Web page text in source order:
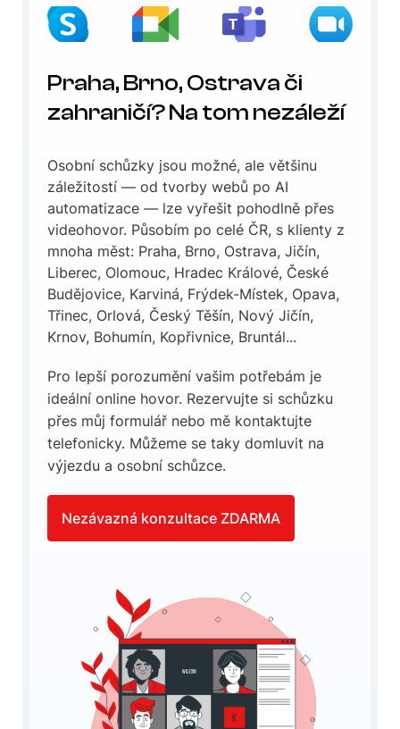
Praha, Brno, Ostrava či
zahraničí? Na tom nezáleží
Osobní schůzky jsou možné, ale většinu
záležitostí — od tvorby webů po AI
automatizace — lze vyřešit pohodlně přes
videohovor. Působím po celé ČR, s klienty z
mnoha měst: Praha, Brno, Ostrava, Jičín,
Liberec, Olomouc, Hradec Králové, České
Budějovice, Karviná, Frýdek-Místek, Opava,
Třinec, Orlová, Český Těšín, Nový Jičín,
Krnov, Bohumín, Kopřivnice, Bruntál...
Pro lepší porozumění vašim potřebám je
ideální online hovor. Rezervujte si schůzku
přes můj formulář nebo mě kontaktujte
telefonicky. Můžeme se taky domluvit na
výjezdu a osobní schůzce.
Nezávazná konzultace ZDARMA